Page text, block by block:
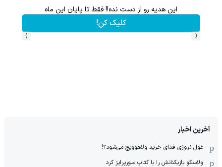
این هدیه رو از دست نده!! فقط تا پایان این ماه
کلیک کن!
‹
›
آخرین اخبار
غول نروژی فدای خرید ولاهوویچ می‌شود؟!
ولاسکو بازیکنانش را با کتاب سورپرایز کرد